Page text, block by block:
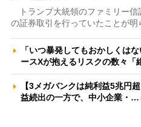
トランプ大統領のファミリー信
の証券取引を行っていたことが明
「いつ暴発してもおかしくは
ースXが抱えるリスクの数々「
【3メガバンクは純利益5兆円
益続出の一方で、中小企業・…